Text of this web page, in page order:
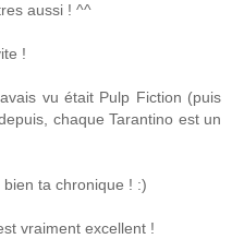
aussi ! ^^
!
vu était Pulp Fiction (puis
chaque Tarantino est un
ta chronique ! :)
vraiment excellent !